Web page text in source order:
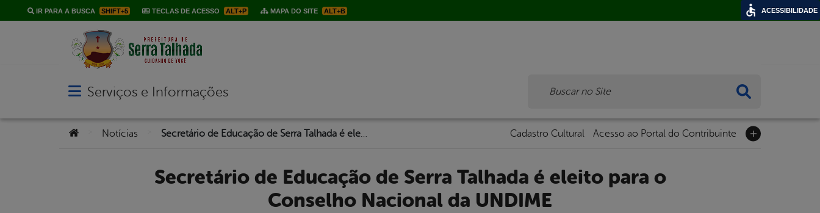
IR PARA A BUSCA SHIFT+5 TECLAS DE ACESSO ALT+P MAPA DO SITE ALT+B
Abrir menu principal de navegação
Serviços e Informações
Você está aqui:
Notícias Cadastro Cultural Acesso ao Portal do Contribuinte
Secretário de Educação de Serra Talhada é eleito para o
Conselho Nacional da UNDIME
ACESSIBILIDADE